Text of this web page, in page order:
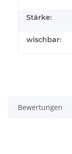
Stärke:
wischbar:
Bewertungen